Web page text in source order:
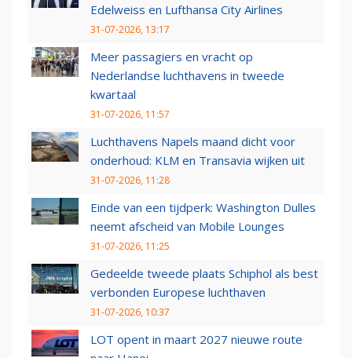
Edelweiss en Lufthansa City Airlines
31-07-2026, 13:17
Meer passagiers en vracht op
Nederlandse luchthavens in tweede
kwartaal
31-07-2026, 11:57
Luchthavens Napels maand dicht voor
onderhoud: KLM en Transavia wijken uit
31-07-2026, 11:28
Einde van een tijdperk: Washington Dulles
neemt afscheid van Mobile Lounges
31-07-2026, 11:25
Gedeelde tweede plaats Schiphol als best
verbonden Europese luchthaven
31-07-2026, 10:37
LOT opent in maart 2027 nieuwe route